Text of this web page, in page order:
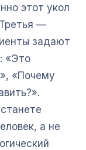
этот укол
—
задают
«Это
«Почему
а не